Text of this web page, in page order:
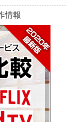
情報